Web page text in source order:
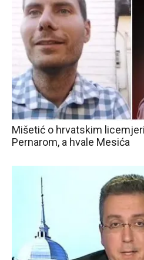
Mišetić o hrvatskim
Pernarom, a hvale Mesića